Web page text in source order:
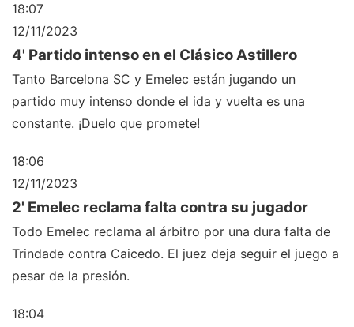
18:07
12/11/2023
4' Partido intenso en el Clásico Astillero
Tanto Barcelona SC y Emelec están jugando un
partido muy intenso donde el ida y vuelta es una
constante. ¡Duelo que promete!
18:06
12/11/2023
2' Emelec reclama falta contra su jugador
Todo Emelec reclama al árbitro por una dura falta de
Trindade contra Caicedo. El juez deja seguir el juego a
pesar de la presión.
18:04